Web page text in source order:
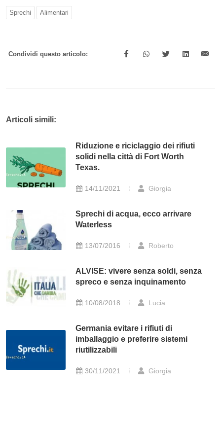
Sprechi Alimentari
Condividi questo articolo:
Articoli simili:
Riduzione e riciclaggio dei rifiuti
solidi nella città di Fort Worth
Texas.
14/11/2021 Giorgia
Sprechi di acqua, ecco arrivare
Waterless
13/07/2016 Roberto
ALVISE: vivere senza soldi, senza
spreco e senza inquinamento
10/08/2018 Lucia
Germania evitare i rifiuti di
imballaggio e preferire sistemi
riutilizzabili
30/11/2021 Giorgia